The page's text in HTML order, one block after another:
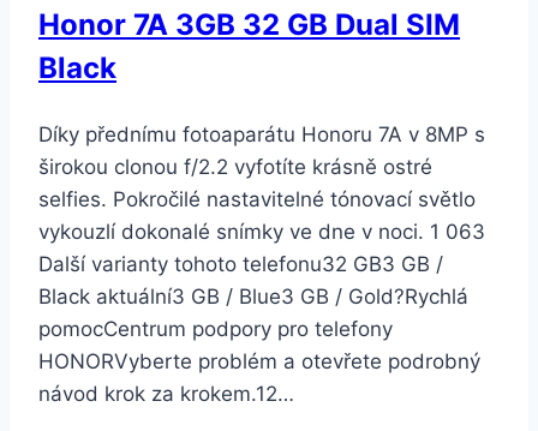
Honor 7A 3GB 32 GB Dual SIM
Black
Díky přednímu fotoaparátu Honoru 7A v 8MP s
širokou clonou f/2.2 vyfotíte krásně ostré
selfies. Pokročilé nastavitelné tónovací světlo
vykouzlí dokonalé snímky ve dne v noci. 1 063
Další varianty tohoto telefonu32 GB3 GB /
Black aktuální3 GB / Blue3 GB / Gold?Rychlá
pomocCentrum podpory pro telefony
HONORVyberte problém a otevřete podrobný
návod krok za krokem.12…